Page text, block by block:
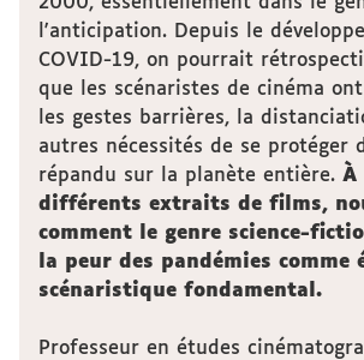
l'anticipation. Depuis le
COVID-19, on pourrait
que les scénaristes de cinéma
les gestes barrières, la
autres nécessités de se protéger
répandu sur la planète entière. À
différents extraits de films,
comment le genre science-
la peur des pandémies comme
scénaristique fondamental.
Professeur en études